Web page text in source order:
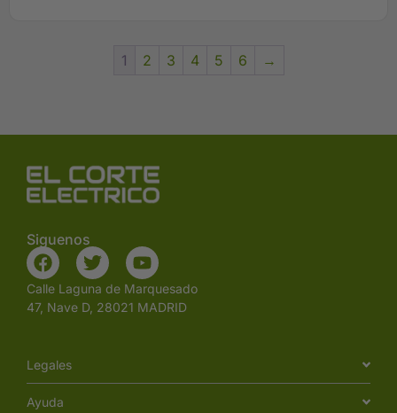
1 2 3 4 5 6 →
Siguenos
Calle Laguna de Marquesado
47, Nave D, 28021 MADRID
Legales
Ayuda